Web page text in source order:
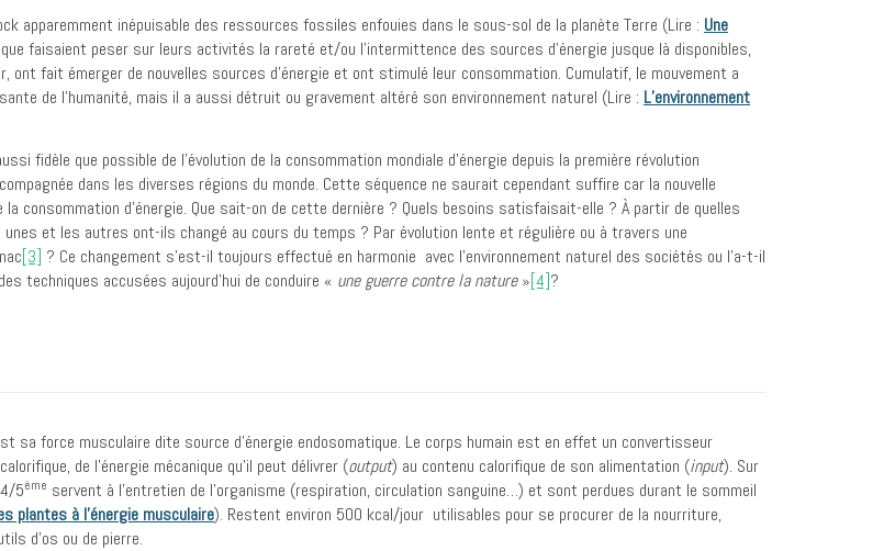
apparemment inépuisable des ressources fossiles enfouies dans le sous-sol de la planète Terre (Lire : Une
faisaient peser sur leurs activités la rareté et/ou l’intermittence des sources d’énergie jusque là disponibles,
fait émerger de nouvelles sources d’énergie et ont stimulé leur consommation. Cumulatif, le mouvement a
de l’humanité, mais il a aussi détruit ou gravement altéré son environnement naturel (Lire : L’environnement
fidèle que possible de l’évolution de la consommation mondiale d’énergie depuis la première révolution
dans les diverses régions du monde. Cette séquence ne saurait cependant suffire car la nouvelle
la consommation d’énergie. Que sait-on de cette dernière ? Quels besoins satisfaisait-elle ? À partir de quelles
et les autres ont-ils changé au cours du temps ? Par évolution lente et régulière ou à travers une
[3] ? Ce changement s’est-il toujours effectué en harmonie avec l’environnement naturel des sociétés ou l’a-t-il
techniques accusées aujourd’hui de conduire « une guerre contre la nature»[4]?
sa force musculaire dite source d’énergie endosomatique. Le corps humain est en effet un convertisseur
de l’énergie mécanique qu’il peut délivrer (output) au contenu calorifique de son alimentation (input). Sur
5ème servent à l’entretien de l’organisme (respiration, circulation sanguine…) et sont perdues durant le sommeil
plantes à l’énergie musculaire). Restent environ 500 kcal/jour utilisables pour se procurer de la nourriture,
d’os ou de pierre.